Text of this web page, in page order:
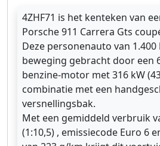
4ZHF71 is het kenteken van
Porsche 911 Carrera Gts
Deze personenauto van
beweging gebracht door een
benzine-motor met 316 kW
combinatie met een
versnellingsbak.
Met een gemiddeld verbruik
(1:10,5) , emissiecode Euro 6